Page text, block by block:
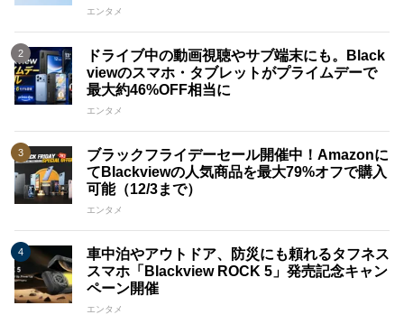
エンタメ
ドライブ中の動画視聴やサブ端末にも。Black
viewのスマホ・タブレットがプライムデーで
最大約46%OFF相当に
エンタメ
ブラックフライデーセール開催中！Amazonに
てBlackviewの人気商品を最大79%オフで購入
可能（12/3まで）
エンタメ
車中泊やアウトドア、防災にも頼れるタフネス
スマホ「Blackview ROCK 5」発売記念キャン
ペーン開催
エンタメ